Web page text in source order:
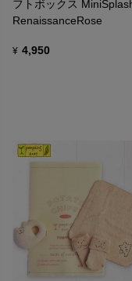
フトボックス
RenaissanceRose
¥ 4,950